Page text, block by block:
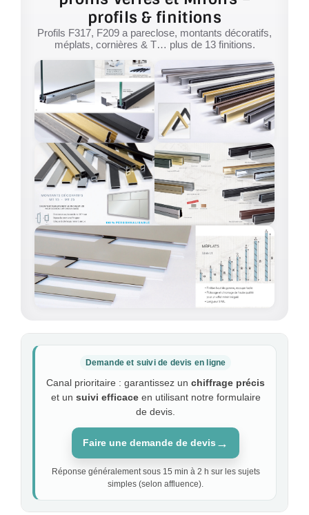
profils & finitions
Profils F317, F209 a pareclose, montants décoratifs,
méplats, cornières & T… plus de 13 finitions.
Demande et suivi de devis en ligne
Canal prioritaire : garantissez un chiffrage précis
et un suivi efficaceen utilisant notre formulaire
de devis.
Faire une demande de devis →
Réponse généralement sous 15 min à 2 h sur les sujets
simples (selon affluence).